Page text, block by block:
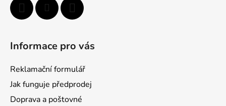
Informace pro vás
Reklamační formulář
Jak funguje předprodej
Doprava a poštovné